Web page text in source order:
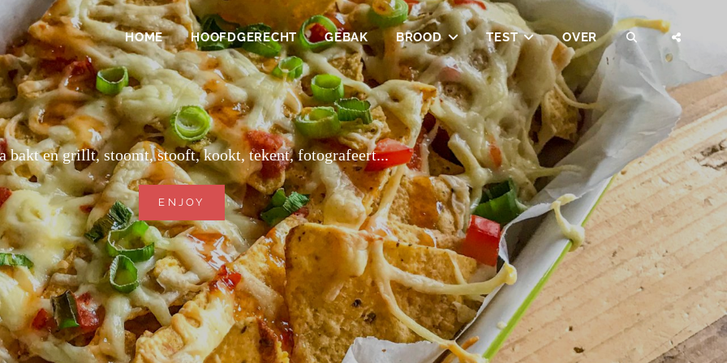
HOME HOOFDGERECHT GEBAK BROOD TEST OVER SEARCH
bakt en grillt, stoomt, stooft, kookt, tekent, fotografeert...
ENJOY